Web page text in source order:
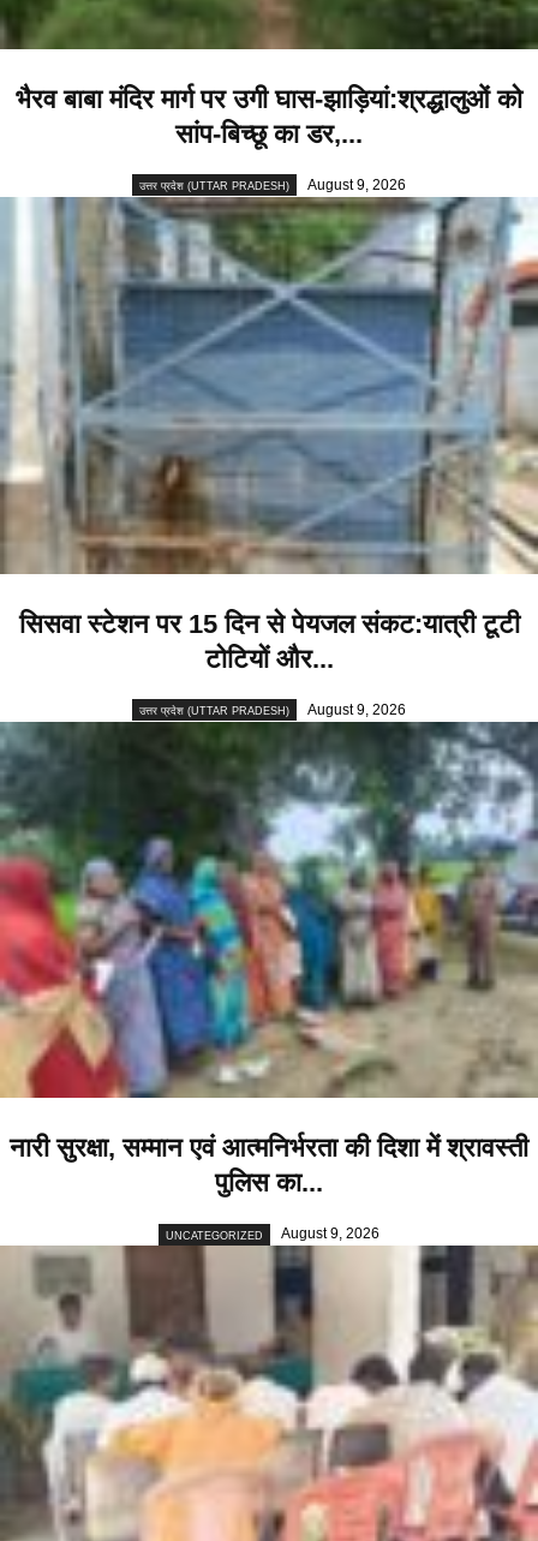
भैरव बाबा मंदिर मार्ग पर उगी घास-झाड़ियां:श्रद्धालुओं को
सांप-बिच्छू का डर,...
उत्तर प्रदेश (UTTAR PRADESH) August 9, 2026
सिसवा स्टेशन पर 15 दिन से पेयजल संकट:यात्री टूटी
टोटियों और...
उत्तर प्रदेश (UTTAR PRADESH) August 9, 2026
नारी सुरक्षा, सम्मान एवं आत्मनिर्भरता की दिशा में श्रावस्ती
पुलिस का...
UNCATEGORIZED August 9, 2026